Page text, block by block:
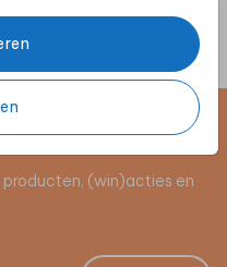
(win)acties en